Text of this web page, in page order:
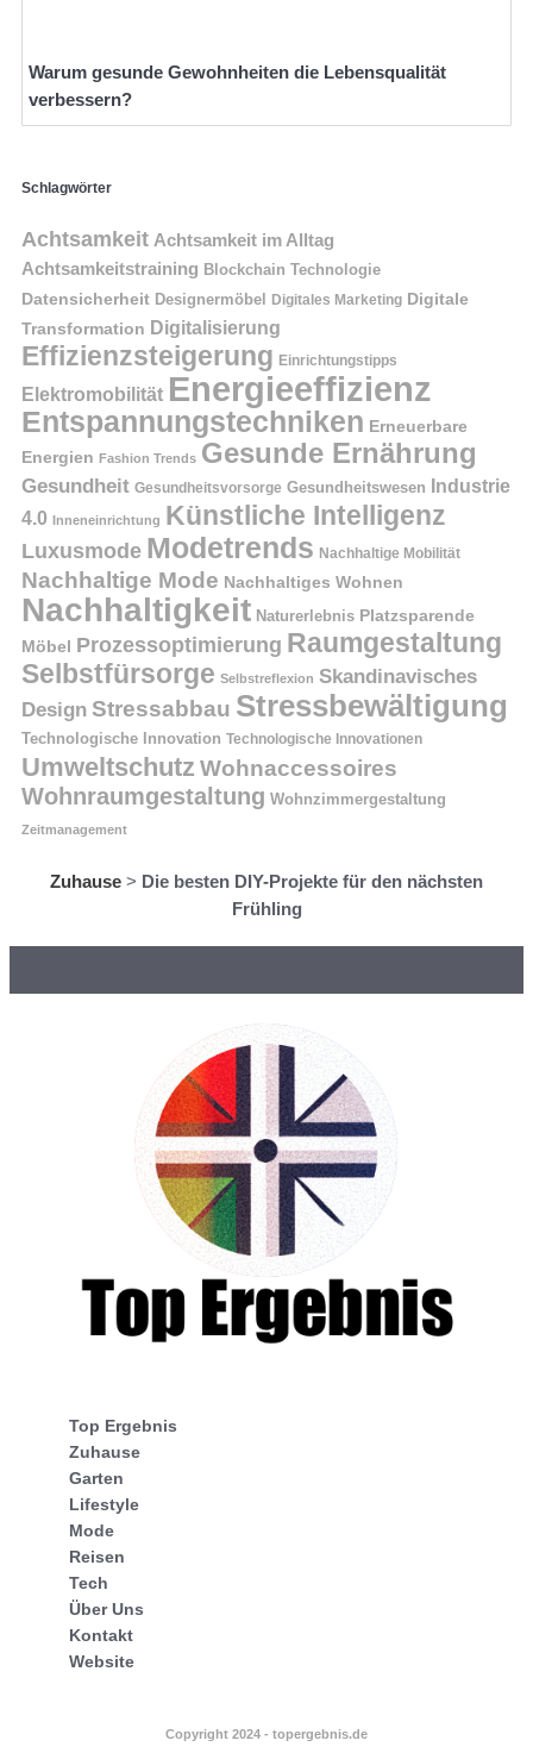
Warum gesunde Gewohnheiten die Lebensqualität
verbessern?
Schlagwörter
Achtsamkeit Achtsamkeit im Alltag
Achtsamkeitstraining Blockchain Technologie
Datensicherheit Designermöbel Digitales Marketing Digitale
Transformation Digitalisierung
Effizienzsteigerung Einrichtungstipps
Elektromobilität Energieeffizienz
Entspannungstechniken Erneuerbare
Energien Fashion Trends Gesunde Ernährung
Gesundheit Gesundheitsvorsorge Gesundheitswesen
Industrie
4.0
Inneneinrichtung Künstliche Intelligenz
Luxusmode Modetrends Nachhaltige Mobilität
Nachhaltige Mode Nachhaltiges Wohnen
Nachhaltigkeit Naturerlebnis Platzsparende
Möbel
Prozessoptimierung Raumgestaltung
Selbstfürsorge Selbstreflexion Skandinavisches
Design Stressabbau Stressbewältigung
Technologische Innovation Technologische Innovationen
Umweltschutz Wohnaccessoires
Wohnraumgestaltung Wohnzimmergestaltung
Zeitmanagement
Zuhause > Die besten DIY-Projekte für den nächsten
Frühling
Top Ergebnis
Zuhause
Garten
Lifestyle
Mode
Reisen
Tech
Über Uns
Kontakt
Website
Copyright 2024 - topergebnis.de